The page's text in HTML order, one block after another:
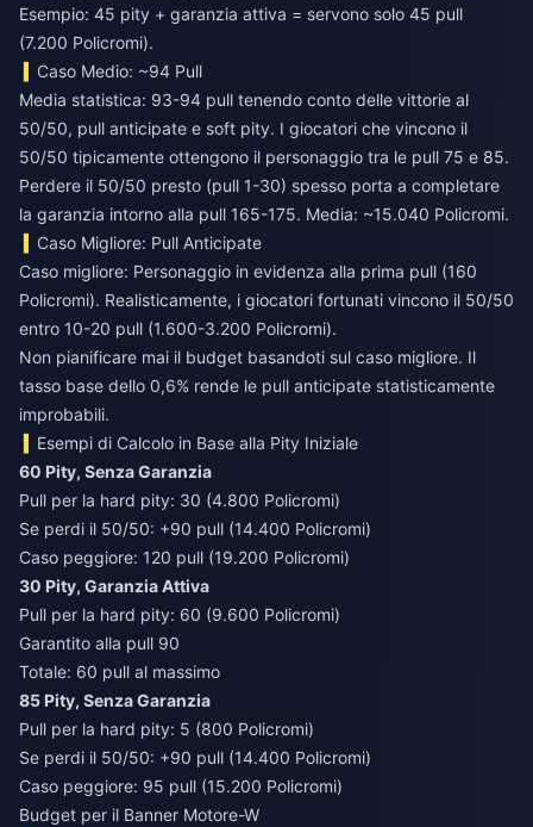
Esempio: 45 pity + garanzia attiva = servono solo 45 pull
(7.200 Policromi).
Caso Medio: ~94 Pull
Media statistica: 93-94 pull tenendo conto delle vittorie al
50/50, pull anticipate e soft pity. I giocatori che vincono il
50/50 tipicamente ottengono il personaggio tra le pull 75 e 85.
Perdere il 50/50 presto (pull 1-30) spesso porta a completare
la garanzia intorno alla pull 165-175. Media: ~15.040 Policromi.
Caso Migliore: Pull Anticipate
Caso migliore: Personaggio in evidenza alla prima pull (160
Policromi). Realisticamente, i giocatori fortunati vincono il 50/50
entro 10-20 pull (1.600-3.200 Policromi).
Non pianificare mai il budget basandoti sul caso migliore. Il
tasso base dello 0,6% rende le pull anticipate statisticamente
improbabili.
Esempi di Calcolo in Base alla Pity Iniziale
60 Pity, Senza Garanzia
Pull per la hard pity: 30 (4.800 Policromi)
Se perdi il 50/50: +90 pull (14.400 Policromi)
Caso peggiore: 120 pull (19.200 Policromi)
30 Pity, Garanzia Attiva
Pull per la hard pity: 60 (9.600 Policromi)
Garantito alla pull 90
Totale: 60 pull al massimo
85 Pity, Senza Garanzia
Pull per la hard pity: 5 (800 Policromi)
Se perdi il 50/50: +90 pull (14.400 Policromi)
Caso peggiore: 95 pull (15.200 Policromi)
Budget per il Banner Motore-W